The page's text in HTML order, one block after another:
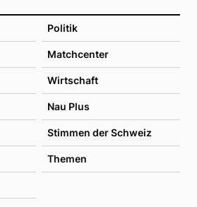
Politik
Matchcenter
Wirtschaft
Nau Plus
Stimmen der Schweiz
Themen